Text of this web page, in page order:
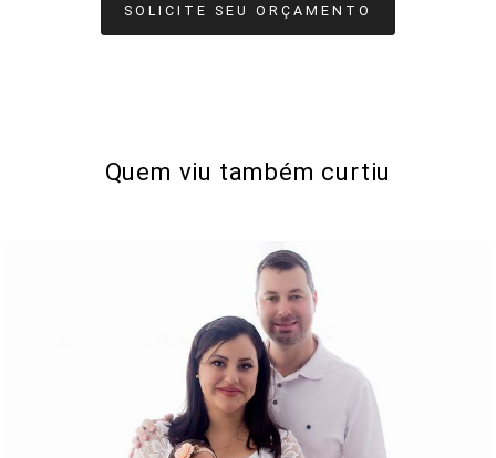
SOLICITE SEU ORÇAMENTO
Quem viu também curtiu